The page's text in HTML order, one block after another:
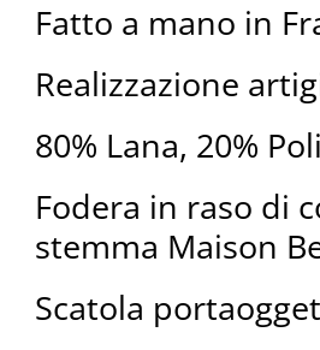
Fatto a mano in
Realizzazione
80% Lana, 20%
Fodera in raso di
stemma Maison
Scatola